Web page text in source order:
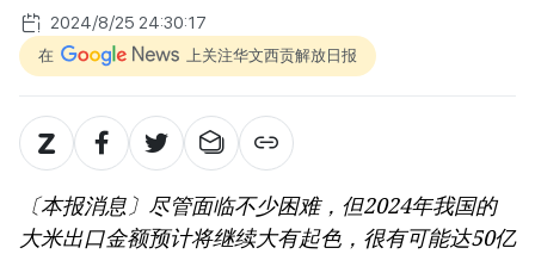
2024/8/25 24:30:17
在 上关注华文西贡解放日报
〔本报消息〕尽管面临不少困难，但2024年我国的
大米出口金额预计将继续大有起色，很有可能达50亿